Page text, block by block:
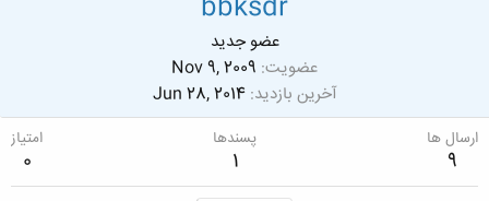
bbksdr
عضو جدید
عضویت Nov 9, 2009
آخرین بازدید Jun 28, 2014
ارسال ها
9
پسندها
1
امتیاز
0